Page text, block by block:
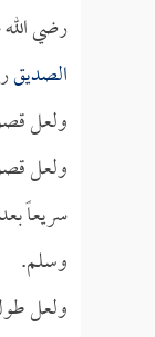
رضي
الصديق
ولعل
ولعل
سريعاً
وسلم.
ولعل